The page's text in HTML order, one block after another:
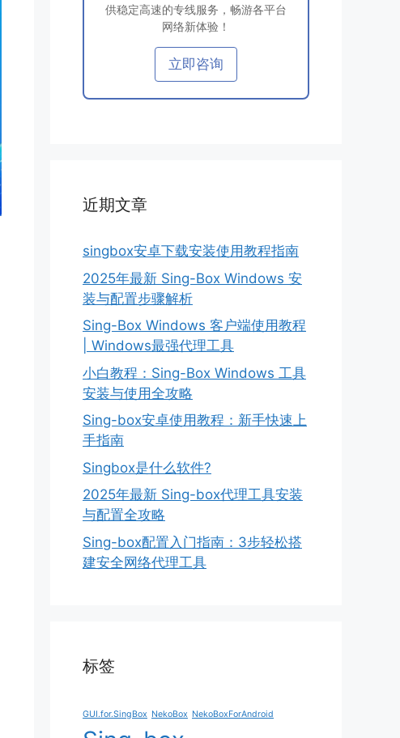
供稳定高速的专线服务，畅游各平台
网络新体验！
立即咨询
近期文章
singbox安卓下载安装使用教程指南
2025年最新 Sing-Box Windows 安
装与配置步骤解析
Sing-Box Windows 客户端使用教程
| Windows最强代理工具
小白教程：Sing-Box Windows 工具
安装与使用全攻略
Sing-box安卓使用教程：新手快速上
手指南
Singbox是什么软件?
2025年最新 Sing-box代理工具安装
与配置全攻略
Sing-box配置入门指南：3步轻松搭
建安全网络代理工具
标签
GUI.for.SingBox NekoBox NekoBoxForAndroid